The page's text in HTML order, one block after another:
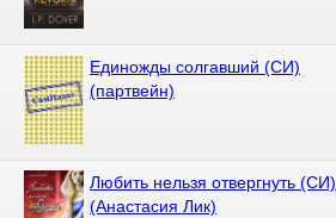
Единожды солгавший (СИ)
(партвейн)
Любить нельзя отвергнуть (СИ)
(Анастасия Лик)